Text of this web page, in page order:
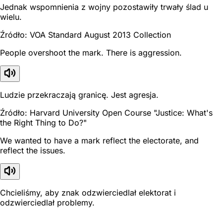
Jednak wspomnienia z wojny pozostawiły trwały ślad u
wielu.
Źródło: VOA Standard August 2013 Collection
People overshoot the mark. There is aggression.
Ludzie przekraczają granicę. Jest agresja.
Źródło: Harvard University Open Course "Justice: What's
the Right Thing to Do?"
We wanted to have a mark reflect the electorate, and
reflect the issues.
Chcieliśmy, aby znak odzwierciedlał elektorat i
odzwierciedlał problemy.